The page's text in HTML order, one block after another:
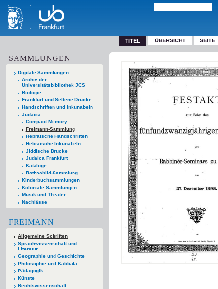
TITEL ÜBERSICHT SEITE
SAMMLUNGEN
Digitale Sammlungen
Archiv der
Universitätsbibliothek JCS
Biologie
Frankfurt und Seltene Drucke
Handschriften und Inkunabeln
Judaica
Compact Memory
Freimann-Sammlung
Hebräische Handschriften
Hebräische Inkunabeln
Jiddische Drucke
Judaica Frankfurt
Kataloge
Rothschild-Sammlung
Kinderbuchsammlungen
Koloniale Sammlungen
Musik und Theater
Nachlässe
FREIMANN
Allgemeine Schriften
Sprachwissenschaft und
Literatur
Geographie und Geschichte
Philosophie und Kabbala
Pädagogik
Künste
Rechtswissenschaft